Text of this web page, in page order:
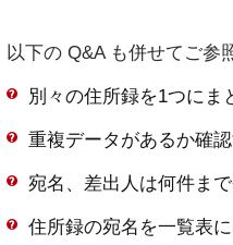
以下の Q&A も併せてご参
別々の住所録を1つにま
重複データがあるか確
宛名、差出人は何件ま
住所録の宛名を一覧表